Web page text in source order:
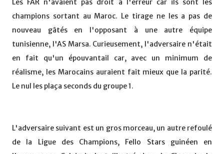
Les FAR n'avaient pas droit à l'erreur car ils sont les
champions sortant au Maroc. Le tirage ne les a pas de
nouveau gâtés en l'opposant à une autre équipe
tunisienne, l'AS Marsa. Curieusement, l'adversaire n'était
en fait qu'un épouvantail car, avec un minimum de
réalisme, les Marocains auraient fait mieux que la parité.
Le nul les plaça seconds du groupe 1.
L'adversaire suivant est un gros morceau, un autre refoulé
de la Ligue des Champions, Fello Stars guinéen en